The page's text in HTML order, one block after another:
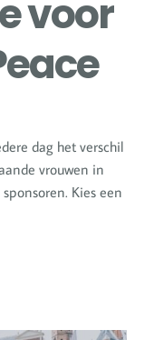
voor
dag het verschil
vrouwen in
Kies een